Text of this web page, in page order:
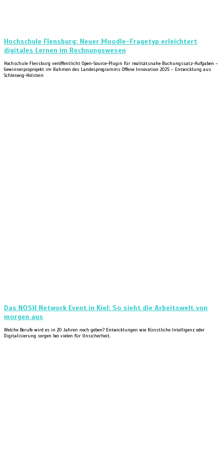
Hochschule Flensburg: Neuer Moodle-Fragetyp erleichtert
digitales Lernen im Rechnungswesen
Hochschule Flensburg veröffentlicht Open-Source-Plugin für realitätsnahe Buchungssatz-Aufgaben –
Gewinnerproprojekt im Rahmen des Landesprogramms Offene Innovation 2025 – Entwicklung aus
Schleswig-Holstein
Das NOSH Network Event in Kiel: So sieht die Arbeitswelt von
morgen aus
Welche Berufe wird es in 20 Jahren noch geben? Entwicklungen wie Künstliche Intelligenz oder
Digitalisierung sorgen bei vielen für Unsicherheit.